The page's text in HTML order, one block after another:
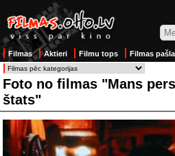
Filmas Aktieri Filmu tops Filmas
Foto no filmas "Mans
štats"